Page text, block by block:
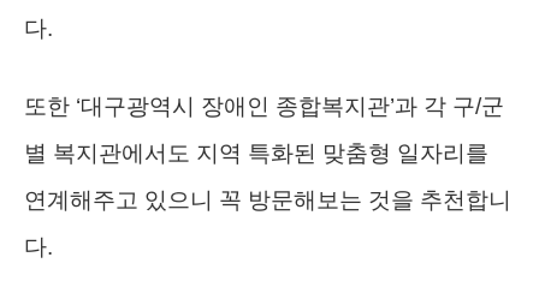
다.
또한 ‘대구광역시 장애인 종합복지관’과 각 구/군
별 복지관에서도 지역 특화된 맞춤형 일자리를
연계해주고 있으니 꼭 방문해보는 것을 추천합니
다.